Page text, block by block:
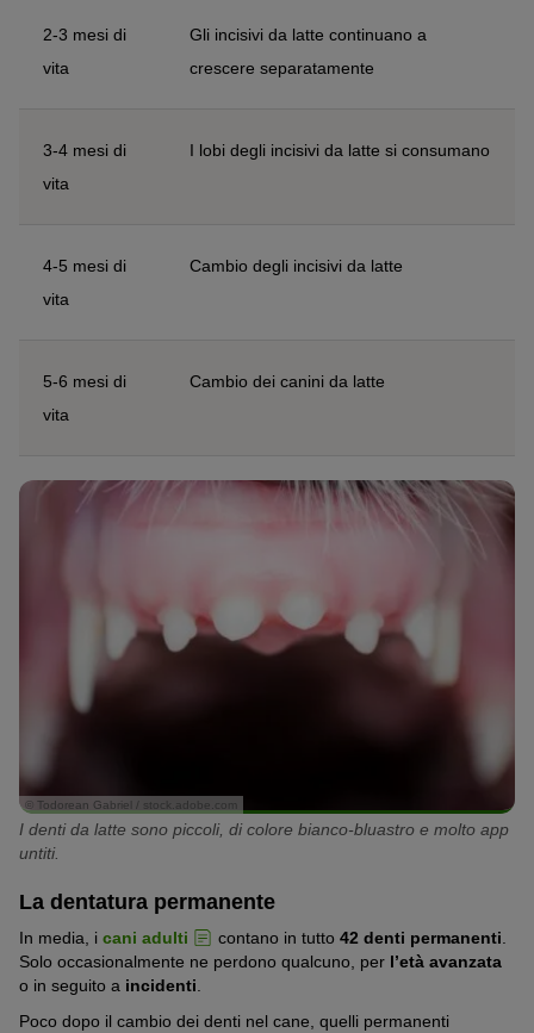
2-3 mesi di
vita
Gli incisivi da latte continuano a
crescere separatamente
3-4 mesi di
vita
I lobi degli incisivi da latte si consumano
4-5 mesi di
vita
Cambio degli incisivi da latte
5-6 mesi di
vita
Cambio dei canini da latte
© Todorean Gabriel / stock.adobe.com
I denti da latte sono piccoli, di colore bianco-bluastro e molto app
untiti.
La dentatura permanente
In media, i cani adulti contano in tutto 42 denti permanenti
Solo occasionalmente ne perdono qualcuno, per l’età avanzata
o in seguito a incidenti
Poco dopo il cambio dei denti nel cane, quelli permanenti